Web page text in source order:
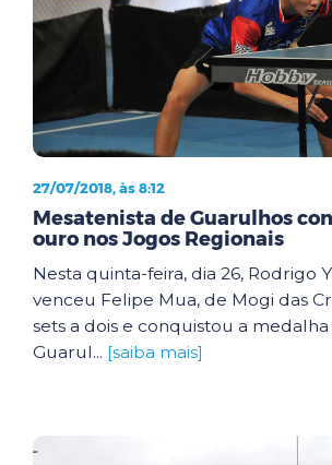
27/07/2018, às 8:12
Mesatenista de Guarulhos
ouro nos Jogos Regionais
Nesta quinta-feira, dia 26, Rodrigo
venceu Felipe Mua, de Mogi das
sets a dois e conquistou a
Guarul... [saiba mais]